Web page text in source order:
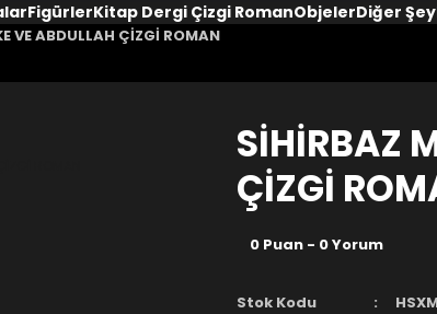
FigürlerKitap Dergi Çizgi RomanObjelerDiğer
VE ABDULLAH ÇİZGİ ROMAN
SİHİRBAZ
ÇİZGİ
0 Puan - 0 Yorum
Stok Kodu